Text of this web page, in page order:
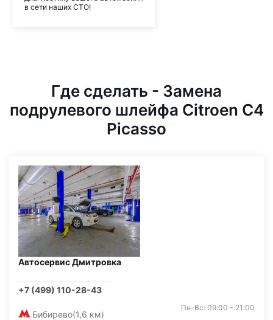
в сети наших СТО!
Где сделать - Замена
подрулевого шлейфа Citroen C4
Picasso
Автосервис Дмитровка
+7 (499) 110-28-43
Бибирево(1,6 км)
Пн-Вс: 09:00 - 21:00